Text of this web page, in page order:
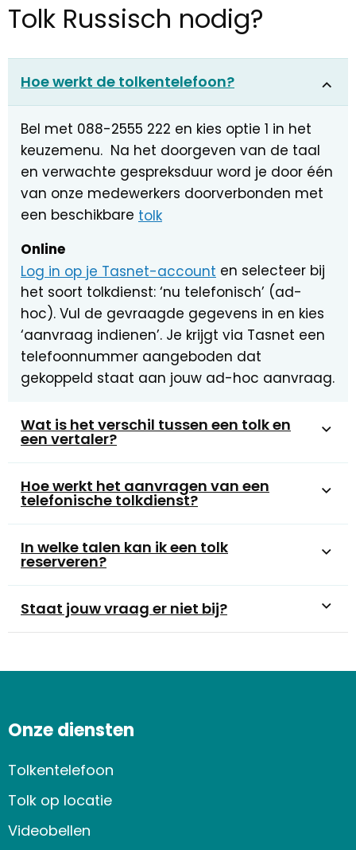
Tolk Russisch nodig?
Hoe werkt de tolkentelefoon?
Bel met 088-2555 222 en kies optie 1 in het
keuzemenu. Na het doorgeven van de taal
en verwachte gespreksduur word je door één
van onze medewerkers doorverbonden met
een beschikbare tolk
Online
Log in op je Tasnet-account en selecteer bij
het soort tolkdienst: ‘nu telefonisch’ (ad-
hoc). Vul de gevraagde gegevens in en kies
‘aanvraag indienen’. Je krijgt via Tasnet een
telefoonnummer aangeboden dat
gekoppeld staat aan jouw ad-hoc aanvraag.
Wat is het verschil tussen een tolk en
een vertaler?
Hoe werkt het aanvragen van een
telefonische tolkdienst?
In welke talen kan ik een tolk
reserveren?
Staat jouw vraag er niet bij?
Onze diensten
Tolkentelefoon
Tolk op locatie
Videobellen